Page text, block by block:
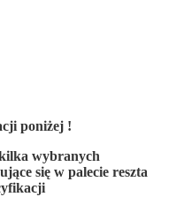
poniżej !
wybranych
się w palecie reszta